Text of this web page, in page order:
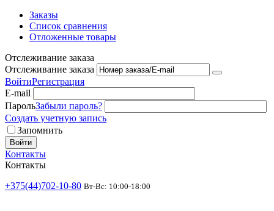
Заказы
Список сравнения
Отложенные товары
Отслеживание заказа
Отслеживание заказа
ВойтиРегистрация
E-mail
ПарольЗабыли пароль?
Создать учетную запись
Запомнить
Войти
Контакты
Контакты
+375(44)702-10-80 Вт-Вс: 10:00-18:00